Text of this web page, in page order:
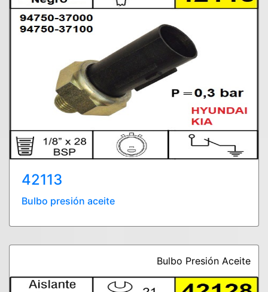
42113
Bulbo presión aceite
Bulbo Presión Aceite